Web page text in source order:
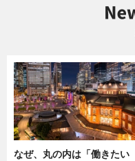
なぜ、丸の内は「働きたい